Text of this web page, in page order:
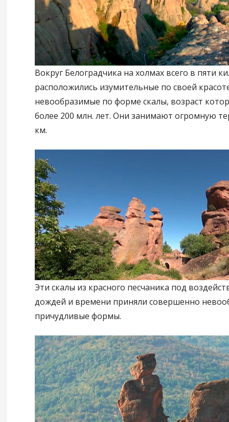
Вокруг Белоградчика на холмах всего в пяти
расположились изумительные по своей
невообразимые по форме скалы, возраст
более 200 млн. лет. Они занимают огромную
км.
Эти скалы из красного песчаника под
дождей и времени приняли совершенно
причудливые формы.